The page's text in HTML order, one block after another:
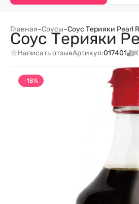
Главная–Соусы–Соус Терияки Pearl
Соус Терияки
Написать отзывАртикул:017401
-18%